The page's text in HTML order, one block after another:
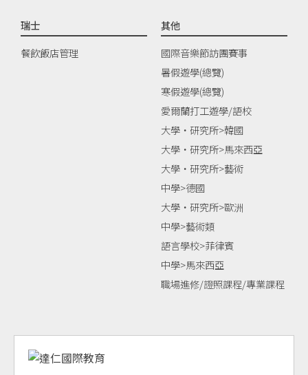
瑞士
餐飲飯店管理
其他
國際音樂節訪團賽事
暑假遊學(總覽)
寒假遊學(總覽)
愛爾蘭打工遊學/語校
大學‧研究所>韓國
大學‧研究所>馬來西亞
大學‧研究所>藝術
中學>德國
大學‧研究所>歐洲
中學>藝術類
語言學校>菲律賓
中學>馬來西亞
職場進修/證照課程/專業課程